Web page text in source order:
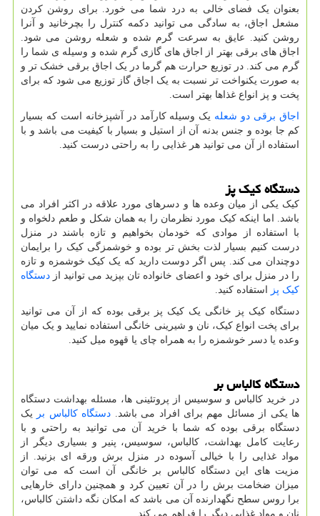
بعنوان یک فضای خالی به درد شما می خورد. برای روشن کردن
مشعل اجاق، به سادگی می توانید دکمه کنترل را بچرخانید و آنرا
روشن کنید. عایق به سرعت گرم شده و شعله روشن می شود.
اجاق های برقی بهتر از اجاق های گازی گرم شده و وسیله ی شما را
گرم می کند. در توزیع حرارت هم گرما در یک اجاق برقی خشک تر و
به صورت یکنواخت تر نسبت به یک اجاق گاز توزیع می شود که برای
پخت و پز انواع غذاها بهتر است.
اجاق برقی دو شعله یک وسیله کارآمد در آشپزخانه است که بسیار
کم جا بوده و جنس بدنه آن از استیل و بسیار با کیفیت می باشد و با
استفاده از آن می توانید هر غذایی را به راحتی درست کنید.
دستگاه کیک پز
کیک یکی از میان وعده ها و دسرهای مورد علاقه در اکثر افراد می
باشد. اما اینکه کیک مورد نظرمان را به همان شکل و طعم دلخواه و
با استفاده از موادی که خودمان بخواهیم و تازه باشند در منزل
درست کنیم بسیار لذت بخش تر بوده و خوشمزگی کیک را برایمان
دوچندان می کند. پس اگر دوست دارید که یک کیک خوشمزه و تازه
را در منزل برای خود و اعضای خانواده تان بپزید می توانید از دستگاه
کیک پز
استفاده کنید.
دستگاه کیک پز خانگی یک کیک پز برقی بوده که از آن می توانید
برای پخت انواع کیک، نان و شیرینی خانگی استفاده نمایید و یک میان
وعده یا دسر خوشمزه را به همراه چای یا قهوه میل کنید.
دستگاه کالباس بر
در خرید کالباس و سوسیس از پروتئینی ها، مسئله بهداشت دستگاه
ها یکی از مسائل مهم برای افراد می باشد. دستگاه کالباس بر
یک
دستگاه برقی بوده که شما با خرید آن می توانید به راحتی و با
رعایت کامل بهداشت، کالباس، سوسیس، پنیر و بسیاری دیگر از
مواد غذایی را با خیالی آسوده در منزل برش ورقه ای بزنید. از
مزیت های این دستگاه کالباس بر خانگی آن است که می توان
میزان ضخامت برش را در آن تعیین کرد و همچنین دارای خارهایی
برا روس سطح نگهدارنده آن می باشد که امکان نگه داشتن کالباس،
نان و مواد غذایی دیگر را فراهم می کند.